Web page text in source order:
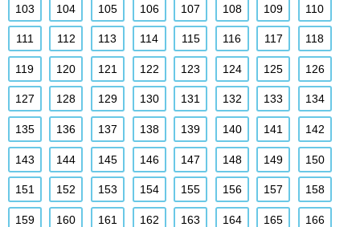
103 104 105 106 107 108 109 110
111 112 113 114 115 116 117 118
119 120 121 122 123 124 125 126
127 128 129 130 131 132 133 134
135 136 137 138 139 140 141 142
143 144 145 146 147 148 149 150
151 152 153 154 155 156 157 158
159 160 161 162 163 164 165 166